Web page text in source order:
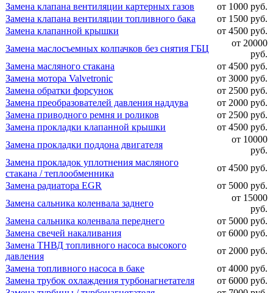
Замена клапана вентиляции картерных газов
от 1000 руб.
Замена клапана вентиляции топливного бака
от 1500 руб.
Замена клапанной крышки
от 4500 руб.
Замена маслосъемных колпачков без снятия ГБЦ
от 20000
руб.
Замена масляного стакана
от 4500 руб.
Замена мотора Valvetronic
от 3000 руб.
Замена обратки форсунок
от 2500 руб.
Замена преобразователей давления наддува
от 2000 руб.
Замена приводного ремня и роликов
от 2500 руб.
Замена прокладки клапанной крышки
от 4500 руб.
Замена прокладки поддона двигателя
от 10000
руб.
Замена прокладок уплотнения масляного
стакана / теплообменника
от 4500 руб.
Замена радиатора EGR
от 5000 руб.
Замена сальника коленвала заднего
от 15000
руб.
Замена сальника коленвала переднего
от 5000 руб.
Замена свечей накаливания
от 6000 руб.
Замена ТНВД топливного насоса высокого
давления
от 2000 руб.
Замена топливного насоса в баке
от 4000 руб.
Замена трубок охлаждения турбонагнетателя
от 6000 руб.